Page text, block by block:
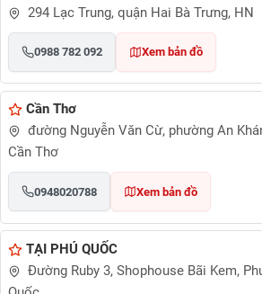
294 Lạc Trung, quận Hai Bà Trưng, HN
0988 782 092 Xem bản đồ
Cần Thơ
đường Nguyễn Văn Cừ, phường An
Cần Thơ
0948020788 Xem bản đồ
TẠI PHÚ QUỐC
Đường Ruby 3, Shophouse Bãi Kem,